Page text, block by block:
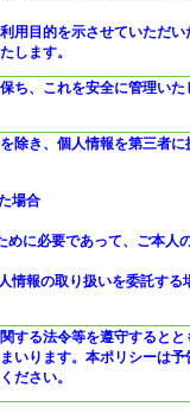
用目的を示させていただい
します。
ち、これを安全に管理いた
除き、個人情報を第三者に
場合
に必要であって、ご本人
情報の取り扱いを委託する
する法令等を遵守するとと
いります。本ポリシーは予
ださい。